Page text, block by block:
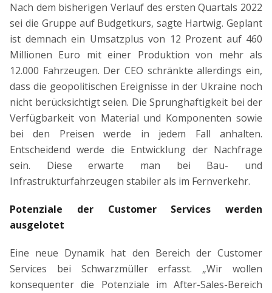
Nach dem bisherigen Verlauf des ersten Quartals 2022
sei die Gruppe auf Budgetkurs, sagte Hartwig. Geplant
ist demnach ein Umsatzplus von 12 Prozent auf 460
Millionen Euro mit einer Produktion von mehr als
12.000 Fahrzeugen. Der CEO schränkte allerdings ein,
dass die geopolitischen Ereignisse in der Ukraine noch
nicht berücksichtigt seien. Die Sprunghaftigkeit bei der
Verfügbarkeit von Material und Komponenten sowie
bei den Preisen werde in jedem Fall anhalten.
Entscheidend werde die Entwicklung der Nachfrage
sein. Diese erwarte man bei Bau- und
Infrastrukturfahrzeugen stabiler als im Fernverkehr.
Potenziale der Customer Services werden
ausgelotet
Eine neue Dynamik hat den Bereich der Customer
Services bei Schwarzmüller erfasst. „Wir wollen
konsequenter die Potenziale im After-Sales-Bereich